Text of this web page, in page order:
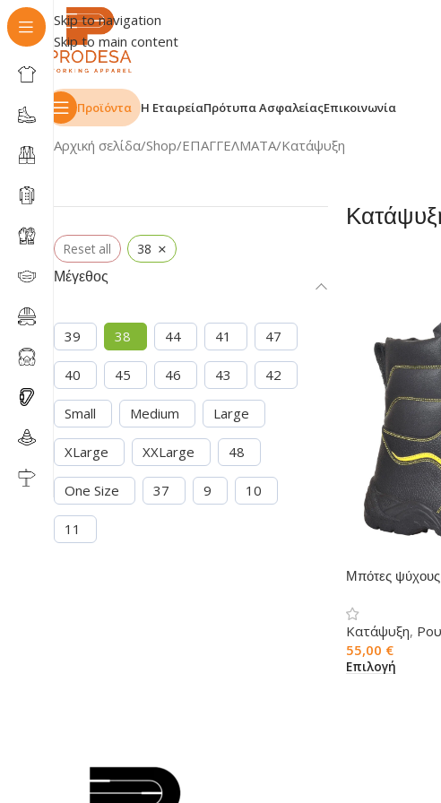
Skip to navigation
Skip to main content
Προϊόντα Η ΕταιρείαΠρότυπα ΑσφαλείαςΕπικοινωνία
Αρχική σελίδα Shop ΕΠΑΓΓΕΛΜΑΤΑ Κατάψυξη
Reset all 38 ×
Μέγεθος
39 38 44 41 47
40 45 46 43 42
Small Medium Large
XLarge XXLarge 48
One Size 37 9 10
11
Μπότες
Κατάψυξη,
55,00 €
Επιλογή